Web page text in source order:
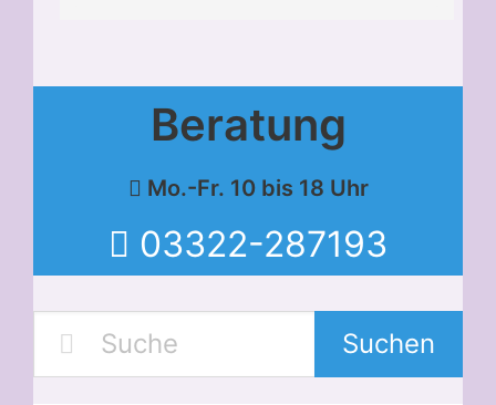
Beratung
Mo.-Fr. 10 bis 18 Uhr
03322-287193
Suchen